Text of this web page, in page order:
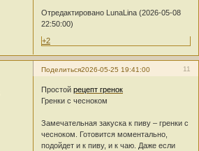
Отредактировано LunaLina (2026-05-08
22:50:00)
+2
Поделиться 11
2026-05-25 19:41:00
Простойрецепт гренок
Гренки с чесноком
Замечательная закуска к пиву – гренки с
чесноком. Готовится моментально,
подойдет и к пиву, и к чаю. Даже если